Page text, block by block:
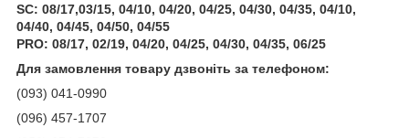
SC: 08/17,03/15, 04/10, 04/20, 04/25, 04/30, 04/35, 04/10,
04/40, 04/45, 04/50, 04/55
PRO: 08/17, 02/19, 04/20, 04/25, 04/30, 04/35, 06/25
Для замовлення товару дзвоніть за телефоном:
(093) 041-0990
(096) 457-1707